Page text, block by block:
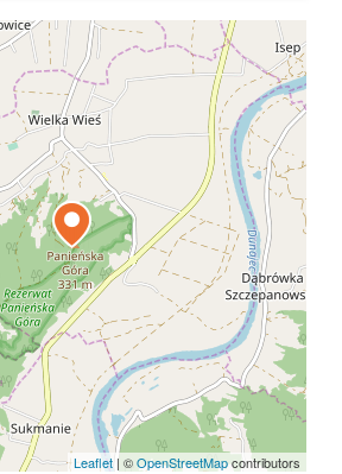
Leaflet | ©OpenStreetMapcontributors